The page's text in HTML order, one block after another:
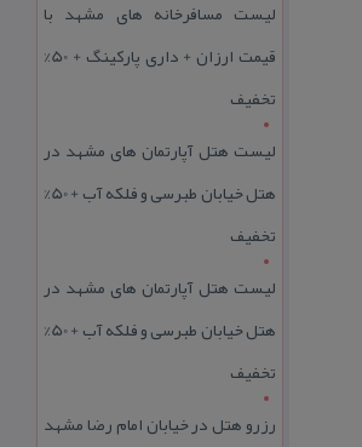
لیست مسافرخانه های مشهد با
قیمت ارزان + داری پارکینگ + 50%
تخفیف
لیست هتل آپارتمان های مشهد در
هتل خیابان طبرسی و فلکه آب + 50%
تخفیف
لیست هتل آپارتمان های مشهد در
هتل خیابان طبرسی و فلکه آب + 50%
تخفیف
رزرو هتل در خیابان امام رضا مشهد